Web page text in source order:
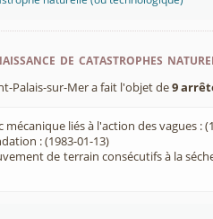
de catastrophes
Palais-sur-Mer a fait l'objet de9
liés à l'action des vagues :
: (1983-01-13)
de terrain consécutifs à la